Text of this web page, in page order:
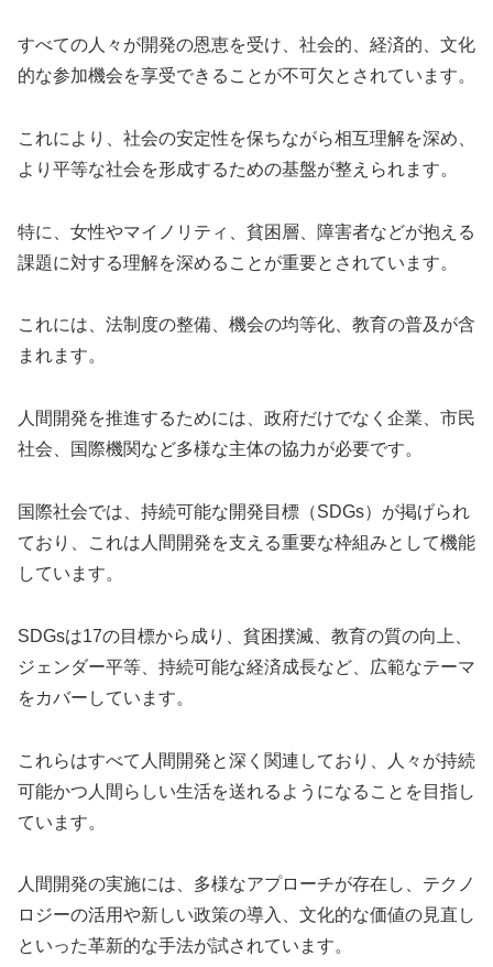
すべての人々が開発の恩恵を受け、社会的、経済的、文化
的な参加機会を享受できることが不可欠とされています。
これにより、社会の安定性を保ちながら相互理解を深め、
より平等な社会を形成するための基盤が整えられます。
特に、女性やマイノリティ、貧困層、障害者などが抱える
課題に対する理解を深めることが重要とされています。
これには、法制度の整備、機会の均等化、教育の普及が含
まれます。
人間開発を推進するためには、政府だけでなく企業、市民
社会、国際機関など多様な主体の協力が必要です。
国際社会では、持続可能な開発目標（SDGs）が掲げられ
ており、これは人間開発を支える重要な枠組みとして機能
しています。
SDGsは17の目標から成り、貧困撲滅、教育の質の向上、
ジェンダー平等、持続可能な経済成長など、広範なテーマ
をカバーしています。
これらはすべて人間開発と深く関連しており、人々が持続
可能かつ人間らしい生活を送れるようになることを目指し
ています。
人間開発の実施には、多様なアプローチが存在し、テクノ
ロジーの活用や新しい政策の導入、文化的な価値の見直し
といった革新的な手法が試されています。